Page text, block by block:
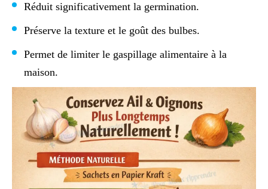
Réduit significativement la germination.
Préserve la texture et le goût des bulbes.
Permet de limiter le gaspillage alimentaire à la
maison.